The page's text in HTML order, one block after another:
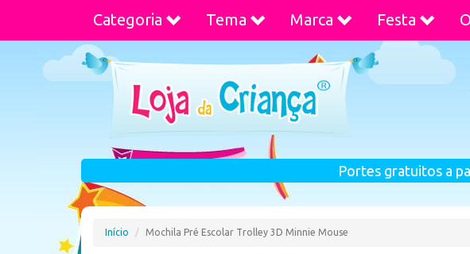
Categoria Tema Marca Festa
Portes gratuitos a
Início Mochila Pré Escolar Trolley 3D Minnie Mouse